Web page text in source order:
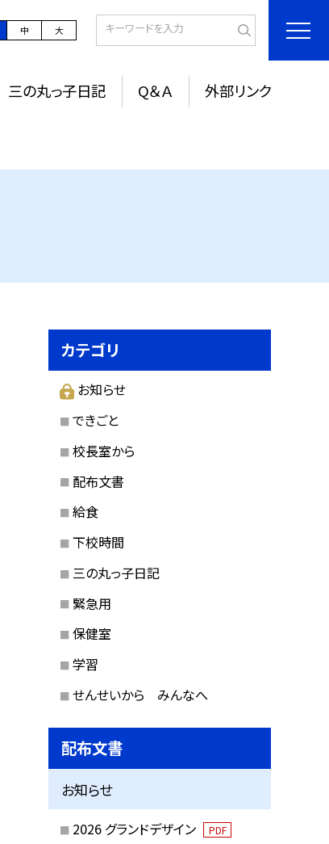
中 大
三の丸っ子日記 Q＆Ａ 外部リンク
カテゴリ
お知らせ
できごと
校長室から
配布文書
給食
下校時間
三の丸っ子日記
緊急用
保健室
学習
せんせいから みんなへ
配布文書
お知らせ
2026 グランドデザイン PDF